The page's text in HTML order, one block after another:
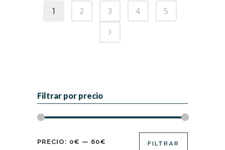
1 2 3 4 5
Filtrar por precio
Precio
Precio
FILTRAR
PRECIO: 0€ — 60€